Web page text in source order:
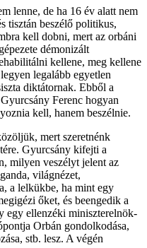
lenne, de ha 16 év alatt nem
tisztán beszélő politikus,
kell dobni, mert az orbáni
démonizált
kellene, meg kellene
legalább egyetlen
diktátornak. Ebből a
Ferenc hogyan
kell, hanem beszélnie.
mert szeretnénk
Gyurcsány kifejti a
milyen veszélyt jelent az
világnézet,
a lelkükbe, ha mint egy
őket, és beengedik a
egy ellenzéki miniszterelnök-
Orbán gondolkodása,
stb. lesz. A végén